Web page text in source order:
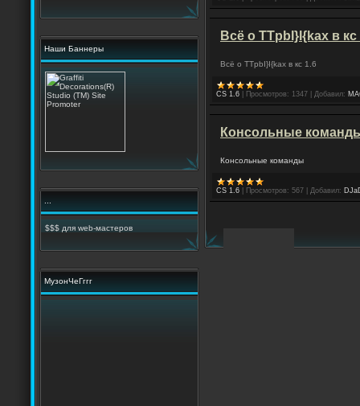
Наши Баннеры
$$$ для web-мастеров
МузонЧеГггг
Всё о TTpbI}I{kax в кс
Всё о TTpbI}I{kax в кс 1.6
CS 1.6 Просмотров: 1347 Добавил:
Консольные
Консольные команды
CS 1.6 Просмотров: 567 Добавил: